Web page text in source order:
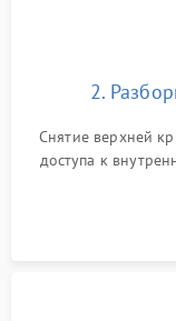
2.
Снятие верхней
доступа к
Обеспечение